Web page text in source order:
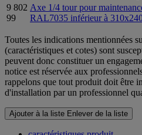
9 802
99
Axe 1/4 tour pour
RAL7035 inférieur à
Toutes les indications mentionnées
(caractéristiques et cotes) sont
peuvent donc constituer un
notice est réservée aux
rappelons que tout produit doit être
d'installation par un professionnel
Ajouter à la liste Enlever de la liste